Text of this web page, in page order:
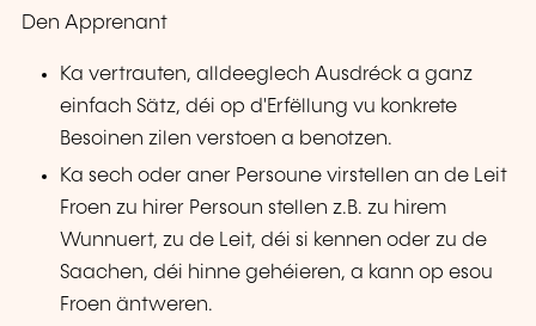
Den Apprenant
Ka vertrauten, alldeeglech Ausdréck a ganz
einfach Sätz, déi op d'Erfëllung vu konkrete
Besoinen zilen verstoen a benotzen.
Ka sech oder aner Persoune virstellen an de Leit
Froen zu hirer Persoun stellen z.B. zu hirem
Wunnuert, zu de Leit, déi si kennen oder zu de
Saachen, déi hinne gehéieren, a kann op esou
Froen äntweren.